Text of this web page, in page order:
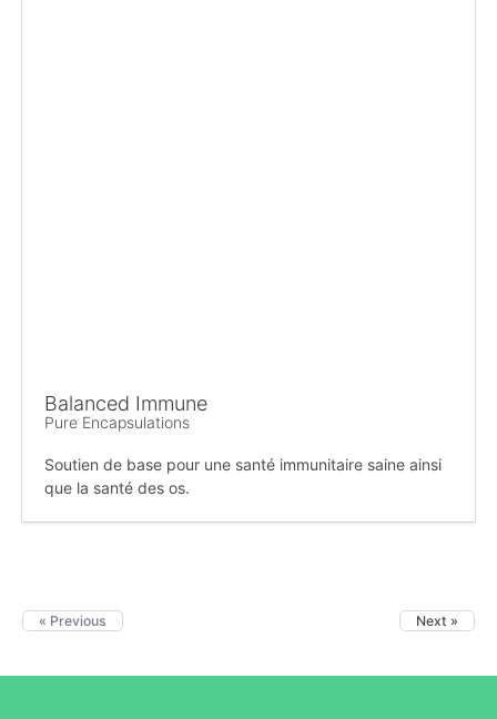
Balanced Immune
Pure Encapsulations
Soutien de base pour une santé immunitaire saine ainsi
que la santé des os.
« Previous Next »